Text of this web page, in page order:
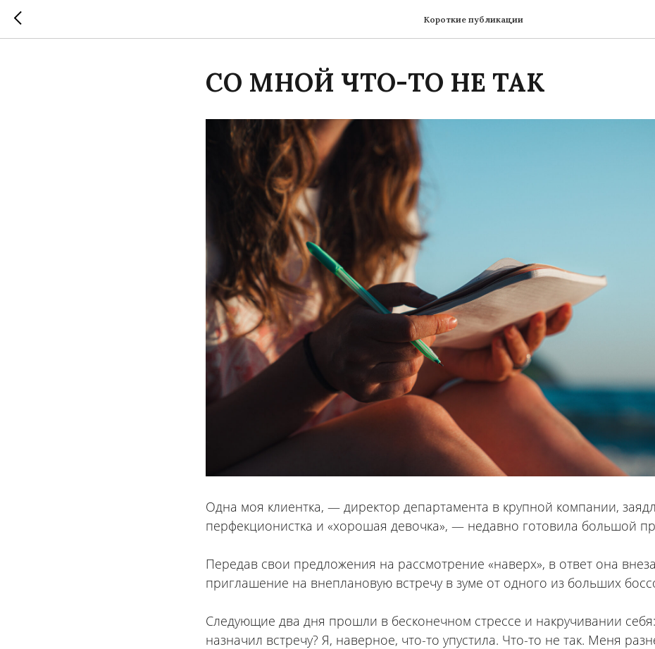
Короткие публикации
СО МНОЙ ЧТО-ТО НЕ ТАК
Одна моя клиентка, — директор департамента в крупной компании,
перфекционистка и «хорошая девочка», — недавно готовила большой
Передав свои предложения на рассмотрение «наверх», в ответ она
приглашение на внеплановую встречу в зуме от одного из больших
Следующие два дня прошли в бесконечном стрессе и накручивании
назначил встречу? Я, наверное, что-то упустила. Что-то не так. Меня